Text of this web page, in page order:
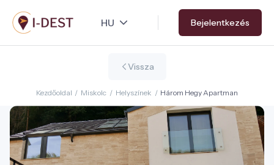
Ugrás
a
tartalomra
Bejelentkezés
Vissza
Kezdőoldal / Miskolc / Helyszínek / Három Hegy Apartman